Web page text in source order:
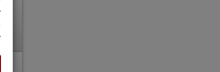
b. Ihr, BV, Schmu., Kuscheln